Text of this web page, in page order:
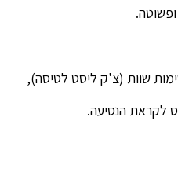
שוות (צ'ק ליסט לטיסה),
לקראת הנסיעה.